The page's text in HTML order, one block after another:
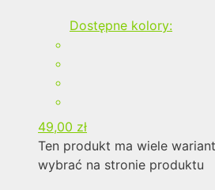
Dostępne kolory:
49,00 zł
Ten produkt ma wiele
wybrać na stronie produktu